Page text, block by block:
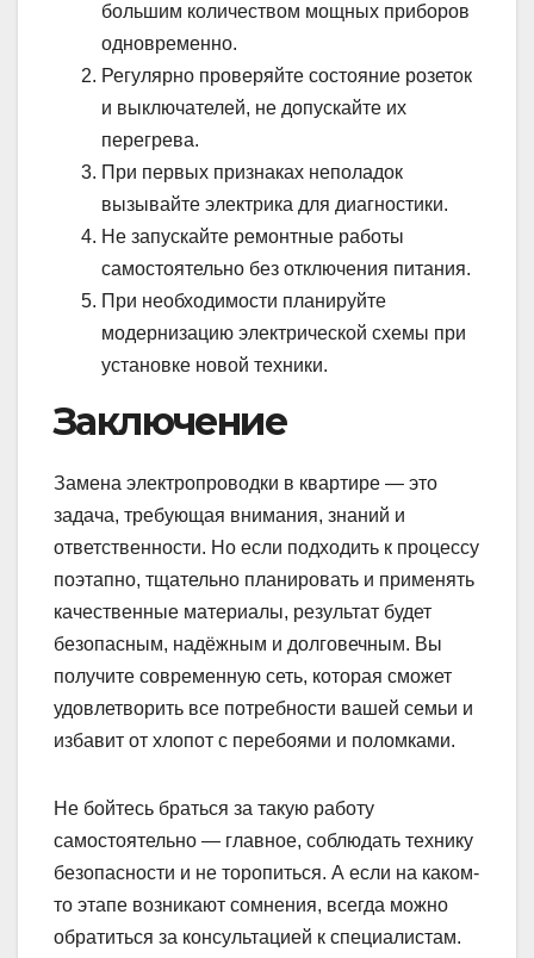
большим количеством мощных приборов
одновременно.
Регулярно проверяйте состояние розеток
и выключателей, не допускайте их
перегрева.
При первых признаках неполадок
вызывайте электрика для диагностики.
Не запускайте ремонтные работы
самостоятельно без отключения питания.
При необходимости планируйте
модернизацию электрической схемы при
установке новой техники.
Заключение
Замена электропроводки в квартире — это
задача, требующая внимания, знаний и
ответственности. Но если подходить к процессу
поэтапно, тщательно планировать и применять
качественные материалы, результат будет
безопасным, надёжным и долговечным. Вы
получите современную сеть, которая сможет
удовлетворить все потребности вашей семьи и
избавит от хлопот с перебоями и поломками.
Не бойтесь браться за такую работу
самостоятельно — главное, соблюдать технику
безопасности и не торопиться. А если на каком-
то этапе возникают сомнения, всегда можно
обратиться за консультацией к специалистам.